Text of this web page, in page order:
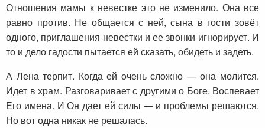
Отношения мамы к невестке это не изменило. Она все
равно против. Не общается с ней, сына в гости зовёт
одного, приглашения невестки и ее звонки игнорирует. И
то и дело гадости пытается ей сказать, обидеть и задеть.
А Лена терпит. Когда ей очень сложно — она молится.
Идет в храм. Разговаривает с другими о Боге. Воспевает
Его имена. И Он дает ей силы — и проблемы решаются.
Но вот одна никак не решалась.